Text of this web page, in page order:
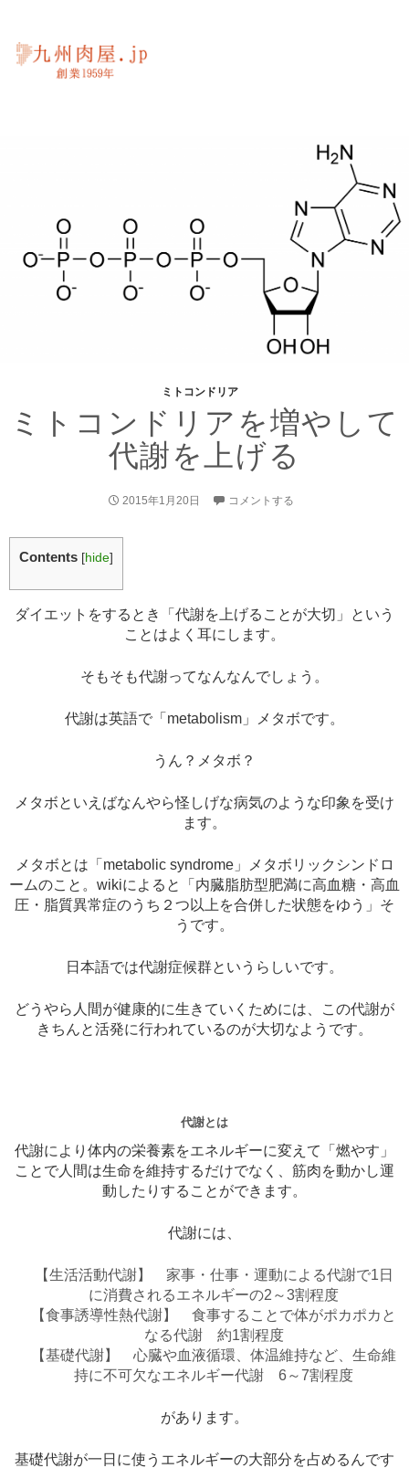
ミトコンドリア
ミトコンドリアを増やして
代謝を上げる
2015年1月20日 コメントする
Contents [hide]
ダイエットをするとき「代謝を上げることが大切」という
ことはよく耳にします。
そもそも代謝ってなんなんでしょう。
代謝は英語で「metabolism」メタボです。
うん？メタボ？
メタボといえばなんやら怪しげな病気のような印象を受け
ます。
メタボとは「metabolic syndrome」メタボリックシンドロ
ームのこと。wikiによると「内臓脂肪型肥満に高血糖・高血
圧・脂質異常症のうち２つ以上を合併した状態をゆう」そ
うです。
日本語では代謝症候群というらしいです。
どうやら人間が健康的に生きていくためには、この代謝が
きちんと活発に行われているのが大切なようです。
代謝とは
代謝により体内の栄養素をエネルギーに変えて「燃やす」
ことで人間は生命を維持するだけでなく、筋肉を動かし運
動したりすることができます。
代謝には、
【生活活動代謝】 家事・仕事・運動による代謝で1日
に消費されるエネルギーの2～3割程度
【食事誘導性熱代謝】 食事することで体がポカポカと
なる代謝 約1割程度
【基礎代謝】 心臓や血液循環、体温維持など、生命維
持に不可欠なエネルギー代謝 6～7割程度
があります。
基礎代謝が一日に使うエネルギーの大部分を占めるんです